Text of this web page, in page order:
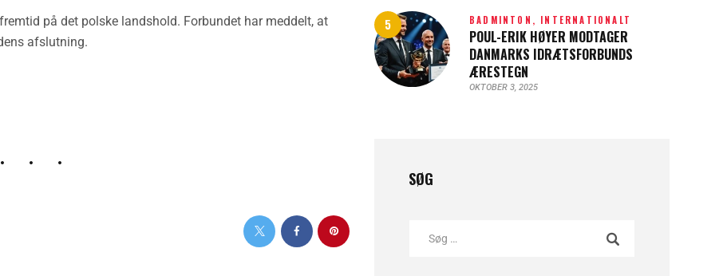
på det polske landshold. Forbundet har meddelt, at
afslutning.
BADMINTON, INTERNATIONALT
POUL-ERIK HØYER MODTAGER
DANMARKS IDRÆTSFORBUNDS
ÆRESTEGN
OKTOBER 3, 2025
SØG